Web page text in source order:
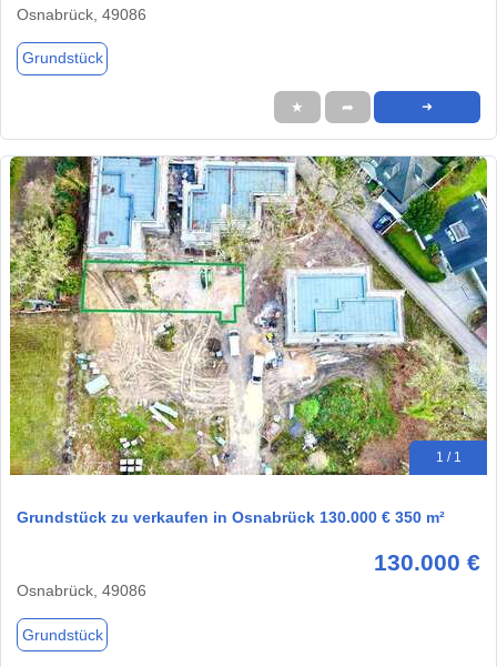
Osnabrück, 49086
Grundstück
★ ➦ ➜
1 / 1
Grundstück zu verkaufen in Osnabrück 130.000 € 350 m²
130.000 €
Osnabrück, 49086
Grundstück